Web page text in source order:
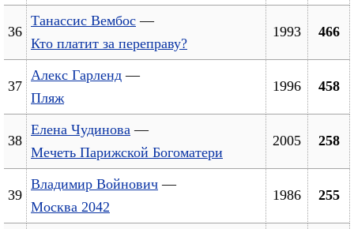
36
Танассис Вембос —
Кто платит за переправу?
1993 466
37
Алекс Гарленд —
Пляж
1996 458
38
Елена Чудинова —
Мечеть Парижской Богоматери
2005 258
39
Владимир Войнович —
Москва 2042
1986 255